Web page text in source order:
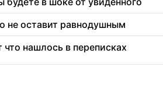
не оставит равнодушным
нашлось в переписках